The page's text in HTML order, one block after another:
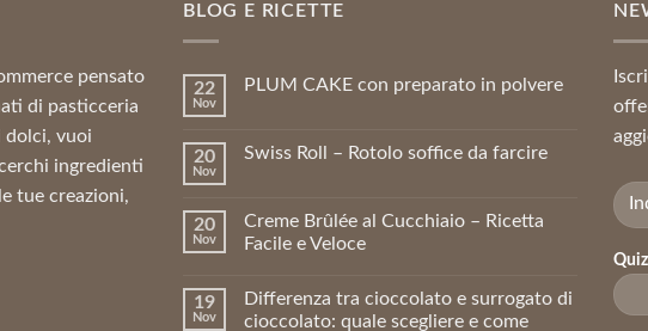
pensato
di pasticceria
dolci, vuoi
ingredienti
tue creazioni,
BLOG E RICETTE
22
Nov
PLUM CAKE con preparato in polvere
20
Nov
Swiss Roll – Rotolo soffice da farcire
20
Nov
Creme Brûlée al Cucchiaio – Ricetta
Facile e Veloce
19
Nov
Differenza tra cioccolato e surrogato di
cioccolato: quale scegliere e come